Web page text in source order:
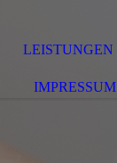
LEISTUNGEN
IMPRESSUM